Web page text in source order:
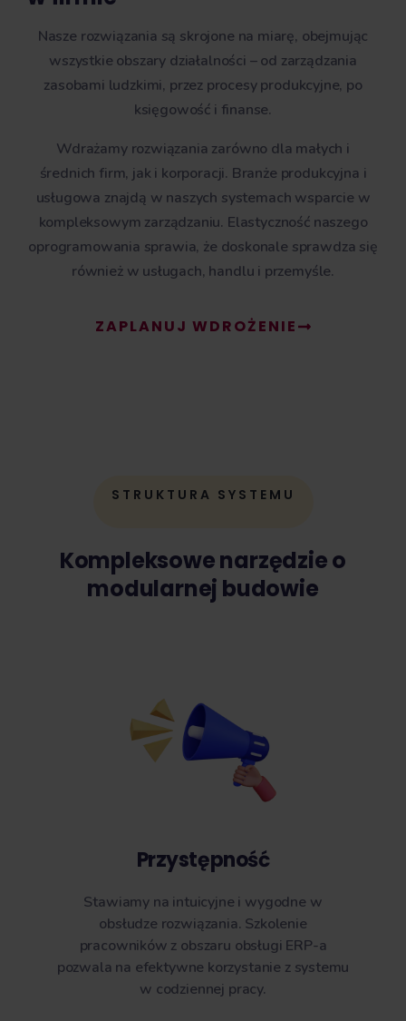
Nasze rozwiązania są skrojone na miarę, obejmując
wszystkie obszary działalności – od zarządzania
zasobami ludzkimi, przez procesy produkcyjne, po
księgowość i finanse.
Wdrażamy rozwiązania zarówno dla małych i
średnich firm, jak i korporacji. Branże produkcyjna i
usługowa znajdą w naszych systemach wsparcie w
kompleksowym zarządzaniu. Elastyczność naszego
oprogramowania sprawia, że doskonale sprawdza się
również w usługach, handlu i przemyśle.
ZAPLANUJ WDROŻENIE
STRUKTURA SYSTEMU
Kompleksowe narzędzie o
modularnej budowie
Przystępność
Stawiamy na intuicyjne i wygodne w
obsłudze rozwiązania. Szkolenie
pracowników z obszaru obsługi ERP-a
pozwala na efektywne korzystanie z systemu
w codziennej pracy.